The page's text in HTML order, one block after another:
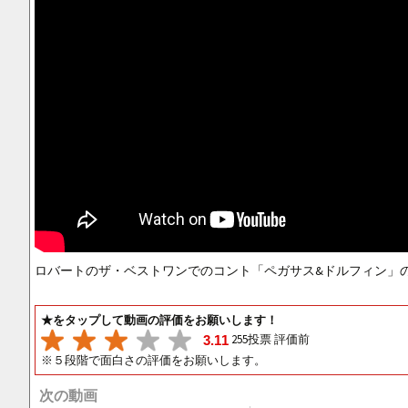
ロバートのザ・ベストワンでのコント「ペガサス&ドルフィン」
★をタップして動画の評価をお願いします！
3.11 255投票 評価前
※５段階で面白さの評価をお願いします。
次の動画